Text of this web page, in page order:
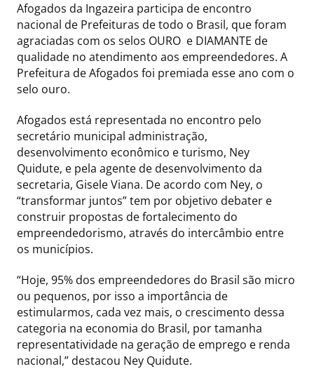
Afogados da Ingazeira participa de encontro
nacional de Prefeituras de todo o Brasil, que foram
agraciadas com os selos OURO e DIAMANTE de
qualidade no atendimento aos empreendedores. A
Prefeitura de Afogados foi premiada esse ano com o
selo ouro.
Afogados está representada no encontro pelo
secretário municipal administração,
desenvolvimento econômico e turismo, Ney
Quidute, e pela agente de desenvolvimento da
secretaria, Gisele Viana. De acordo com Ney, o
“transformar juntos” tem por objetivo debater e
construir propostas de fortalecimento do
empreendedorismo, através do intercâmbio entre
os municípios.
“Hoje, 95% dos empreendedores do Brasil são micro
ou pequenos, por isso a importância de
estimularmos, cada vez mais, o crescimento dessa
categoria na economia do Brasil, por tamanha
representatividade na geração de emprego e renda
nacional,” destacou Ney Quidute.